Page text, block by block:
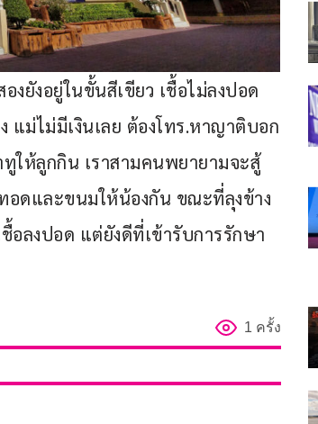
งยังอยู่ในขั้นสีเขียว เชื้อไม่ลงปอด
แม่ไม่มีเงินเลย ต้องโทร.หาญาติบอก
ให้ลูกกิน เราสามคนพยายามจะสู้
อดและขนมให้น้องกัน ขณะที่ลุงข้าง
อลงปอด แต่ยังดีที่เข้ารับการรักษา
1 ครั้ง